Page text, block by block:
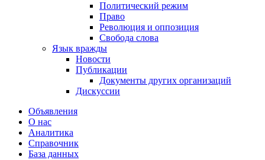
Политический режим
Право
Революция и оппозиция
Свобода слова
Язык вражды
Новости
Публикации
Документы других организаций
Дискуссии
Объявления
О нас
Аналитика
Справочник
База данных